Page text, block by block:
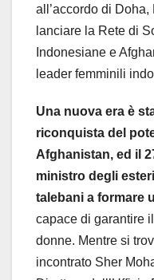
all’accordo di
lanciare la Rete di
Indonesiane e
leader femminili
Una nuova era è
riconquista del
Afghanistan, ed il
ministro degli
talebani a formare
capace di garantire
donne. Mentre si
incontrato Sher